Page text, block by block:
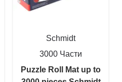
Schmidt
3000 Части
Puzzle Roll Mat up to